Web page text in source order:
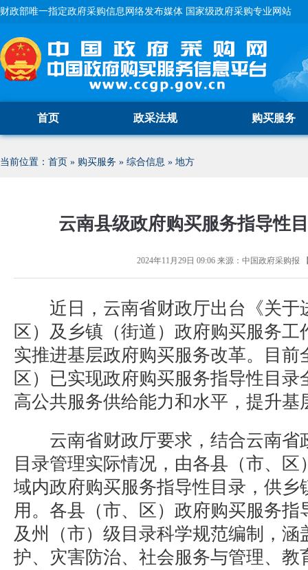
财政部唯一指定政府采购信息网络发布媒体 国家级政府采购专业网站
首页 政采法规 购买服务
当前位置： 首页 » 购买服务 » 综合信息 » 地方
云南县级政府购买服务指导性
2024年11月29日 09:06来源： 中国政府采购报
近日，云南省财政厅出台《关于
区）及乡镇（街道）政府购买服务
实推进基层政府购买服务改革。目前
区）已实现政府购买服务指导性目
高公共服务供给能力和水平，提升基
云南省财政厅要求，结合云南省
目录管理实际情况，由各县（市、
域内政府购买服务指导性目录，供乡
用。各县（市、区）政府购买服务指
及州（市）级目录科学规范编制，涵
护、灾害防治、社会服务与管理、教